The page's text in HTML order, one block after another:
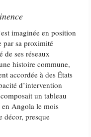
imaginée en position
par sa proximité
de ses réseaux
histoire commune,
accordée à des États
d’intervention
un tableau
en Angola le mois
décor, presque